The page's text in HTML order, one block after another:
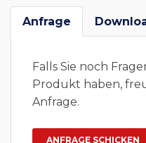
Anfrage
Falls Sie noch
Produkt haben,
Anfrage.